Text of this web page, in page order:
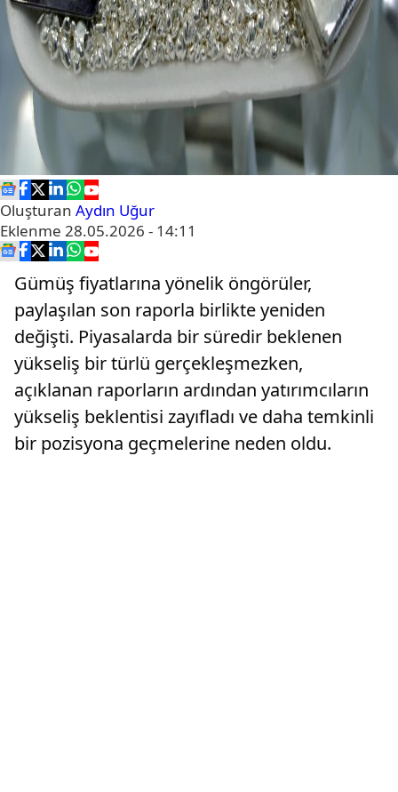
Oluşturan Aydın Uğur
Eklenme 28.05.2026 - 14:11
Gümüş fiyatlarına yönelik öngörüler,
paylaşılan son raporla birlikte yeniden
değişti. Piyasalarda bir süredir beklenen
yükseliş bir türlü gerçekleşmezken,
açıklanan raporların ardından yatırımcıların
yükseliş beklentisi zayıfladı ve daha temkinli
bir pozisyona geçmelerine neden oldu.